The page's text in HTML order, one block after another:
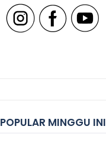
POPULAR MINGGU INI